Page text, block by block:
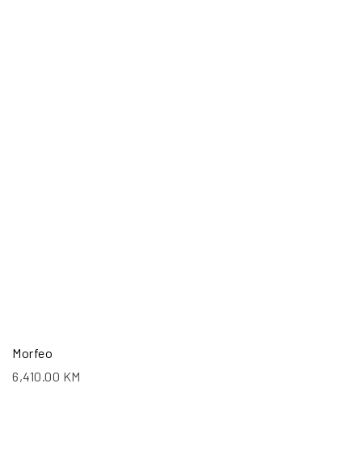
Morfeo
6,410.00 KM